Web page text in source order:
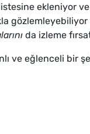
ekleniyor
da izleme
ve eğlenceli bir